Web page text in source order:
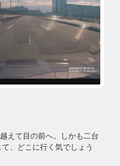
えて目の前へ。しかも二台
、どこに行く気でしょう